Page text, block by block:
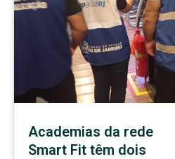
Academias da rede
Smart Fit têm dois